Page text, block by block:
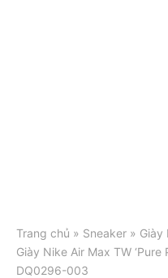
Trang chủ » Sneaker » Giày
Giày Nike Air Max TW ‘Pure
DQ0296-003